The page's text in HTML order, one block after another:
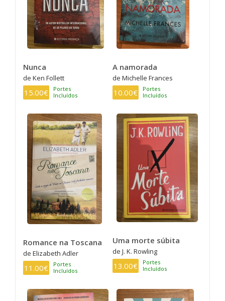
Nunca
de Ken Follett
15.00€
Portes
Incluídos
A namorada
de Michelle Frances
10.00€
Portes
Incluídos
Romance na Toscana
de Elizabeth Adler
11.00€
Portes
Incluídos
Uma morte súbita
de J. K. Rowling
13.00€
Portes
Incluídos